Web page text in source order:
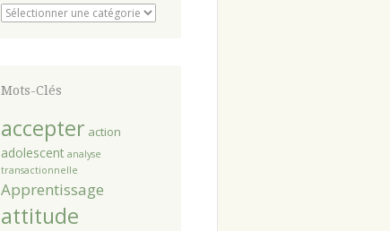
Catégories
Mots-Clés
accepter action
adolescent analyse
transactionnelle
Apprentissage
attitude